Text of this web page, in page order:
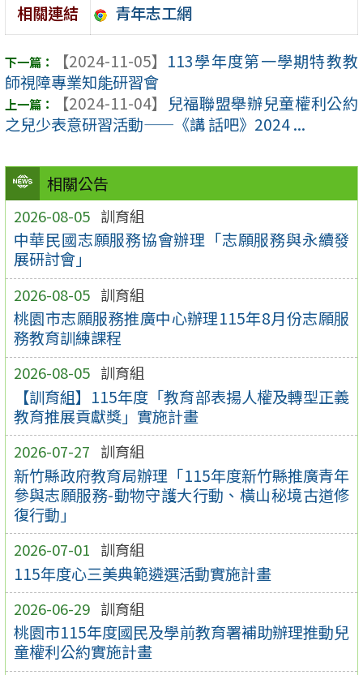
相關公告
2026-08-05 訓育組
中華民國志願服務協會辦理「志願服務與永續發
展研討會」
2026-08-05 訓育組
桃園市志願服務推廣中心辦理115年8月份志願服
務教育訓練課程
2026-08-05 訓育組
【訓育組】115年度「教育部表揚人權及轉型正義
教育推展貢獻獎」實施計畫
2026-07-27 訓育組
新竹縣政府教育局辦理「115年度新竹縣推廣青年
參與志願服務-動物守護大行動、橫山秘境古道修
復行動」
2026-07-01 訓育組
115年度心三美典範遴選活動實施計畫
2026-06-29 訓育組
桃園市115年度國民及學前教育署補助辦理推動兒
童權利公約實施計畫
相關連結
青年志工網
【2024-11-05】 113學年度第一學期特教教
師視障專業知能研習會
【2024-11-04】
兒福聯盟舉辦兒童權利公約
之兒少表意研習活動——《講 話吧》2024 ...